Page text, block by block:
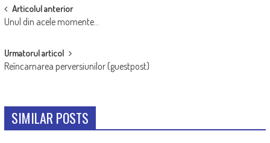
POST
NAVIGATION
Articolul anterior
Unul din acele momente…
Urmatorul articol
Reîncarnarea perversiunilor (guestpost)
SIMILAR POSTS